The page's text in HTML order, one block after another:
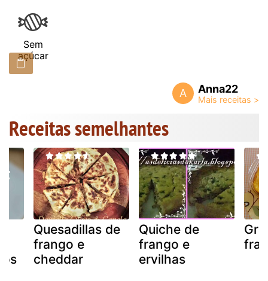
Sem
açúcar
A Anna22
Receitas semelhantes
Quesadillas de
frango e
cheddar
Quiche de
frango e
ervilhas